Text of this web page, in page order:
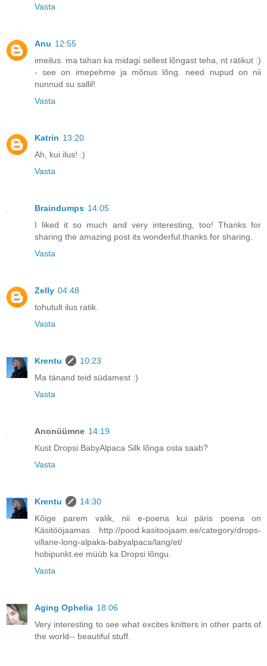
Vasta
Anu 12:55
imeilus. ma tahan ka midagi sellest lõngast teha, nt rätikut :)
- see on imepehme ja mõnus lõng. need nupud on nii
nunnud su sallil!
Vasta
Katrin 13:20
Ah, kui ilus! :)
Vasta
Braindumps 14:05
I liked it so much and very interesting, too! Thanks for
sharing the amazing post its wonderful.thanks for sharing.
Vasta
Zelly 04:48
tohutult ilus ratik.
Vasta
Krentu
10:23
Ma tänand teid südamest :)
Vasta
Anonüümne 14:19
Kust Dropsi BabyAlpaca Silk lõnga osta saab?
Vasta
Krentu
14:30
Kõige parem valik, nii e-poena kui päris poena on
Käsitööjaamas http://pood.kasitoojaam.ee/category/drops-
villane-long-alpaka-babyalpaca/lang/et/
hobipunkt.ee müüb ka Dropsi lõngu.
Vasta
Aging Ophelia 18:06
Very interesting to see what excites knitters in other parts of
the world-- beautiful stuff.